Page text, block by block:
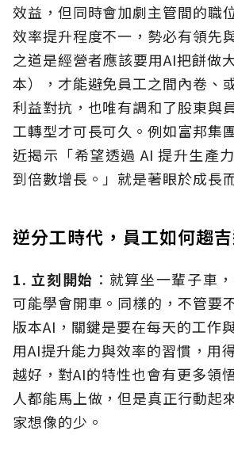
效益，但同時會加劇主管間的職
效率提升程度不一，勢必有領先
之道是經營者應該要用AI把餅做
本），才能避免員工之間內卷、
利益對抗，也唯有調和了股東與
工轉型才可長可久。例如富邦集
近揭示「希望透過 AI 提升生產
到倍數增長。」就是著眼於成長
逆分工時代，員工如何趨
1. 立刻開始 ：就算坐一輩子車
可能學會開車。同樣的，不管要
版本AI，關鍵是要在每天的工作
用AI提升能力與效率的習慣，用
越好，對AI的特性也會有更多領
人都能馬上做，但是真正行動起
家想像的少。